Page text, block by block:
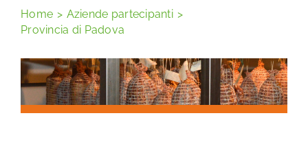
Home
Aziende partecipanti
Provincia di Padova